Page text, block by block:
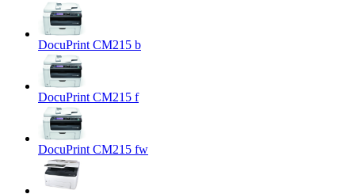
DocuPrint CM215 b
DocuPrint CM215 f
DocuPrint CM215 fw